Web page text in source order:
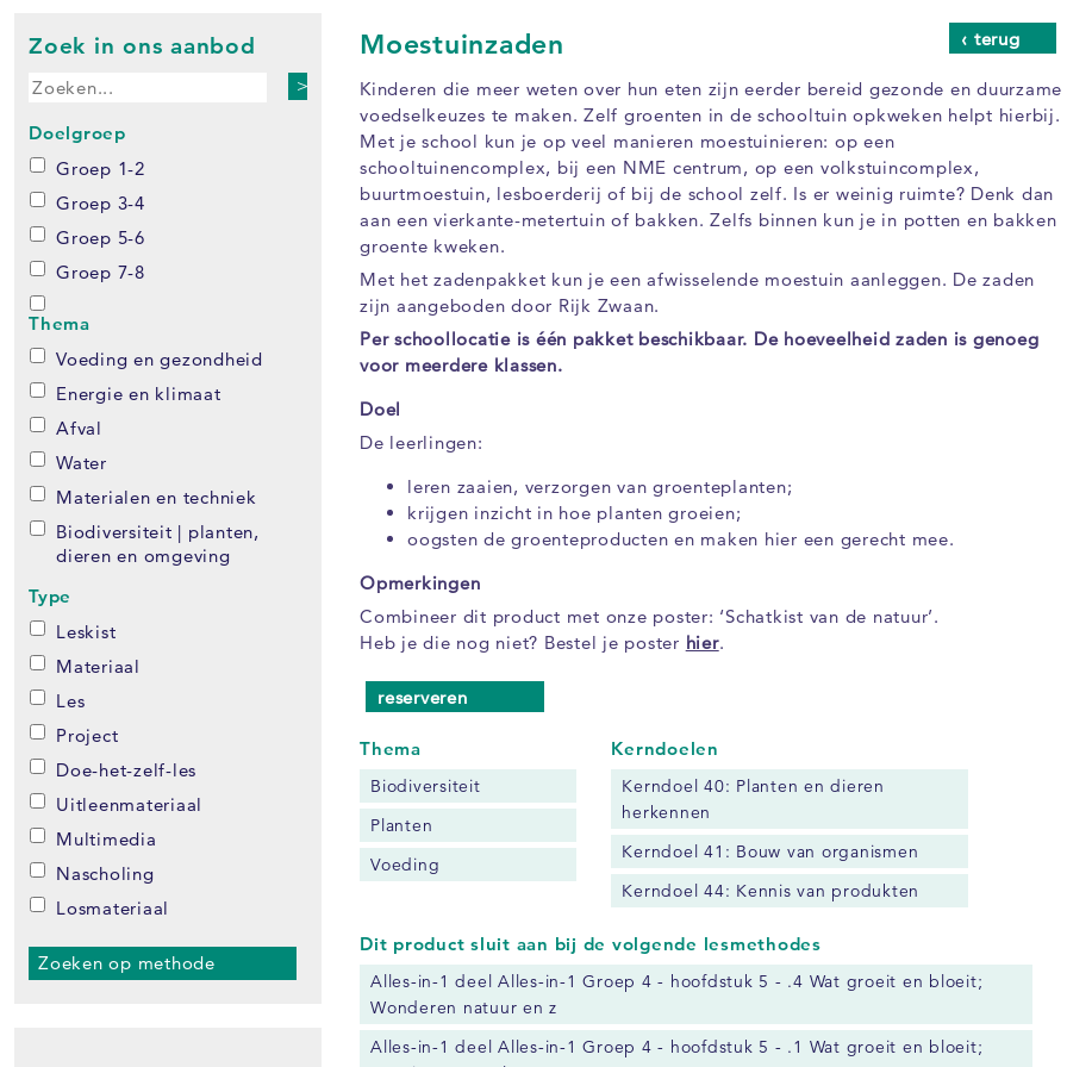
Zoek in ons aanbod
>
Doelgroep
Groep 1-2
Groep 3-4
Groep 5-6
Groep 7-8
Thema
Voeding en gezondheid
Energie en klimaat
Afval
Water
Materialen en techniek
Biodiversiteit | planten,
dieren en omgeving
Type
Leskist
Materiaal
Les
Project
Doe-het-zelf-les
Uitleenmateriaal
Multimedia
Nascholing
Losmateriaal
Zoeken op methode
‹ terug
Moestuinzaden
Kinderen die meer weten over hun eten zijn eerder bereid gezonde en duurzame
voedselkeuzes te maken. Zelf groenten in de schooltuin opkweken helpt hierbij.
Met je school kun je op veel manieren moestuinieren: op een
schooltuinencomplex, bij een NME centrum, op een volkstuincomplex,
buurtmoestuin, lesboerderij of bij de school zelf. Is er weinig ruimte? Denk dan
aan een vierkante-metertuin of bakken. Zelfs binnen kun je in potten en bakken
groente kweken.
Met het zadenpakket kun je een afwisselende moestuin aanleggen. De zaden
zijn aangeboden door Rijk Zwaan.
Per schoollocatie is één pakket beschikbaar. De hoeveelheid zaden is genoeg
voor meerdere klassen.
Doel
De leerlingen:
leren zaaien, verzorgen van groenteplanten;
krijgen inzicht in hoe planten groeien;
oogsten de groenteproducten en maken hier een gerecht mee.
Opmerkingen
Combineer dit product met onze poster: ‘Schatkist van de natuur’.
Heb je die nog niet? Bestel je poster hier.
reserveren
Thema
Biodiversiteit
Planten
Voeding
Kerndoelen
Kerndoel 40: Planten en dieren
herkennen
Kerndoel 41: Bouw van organismen
Kerndoel 44: Kennis van produkten
Dit product sluit aan bij de volgende lesmethodes
Alles-in-1 deel Alles-in-1 Groep 4 - hoofdstuk 5 - .4 Wat groeit en bloeit;
Wonderen natuur en z
Alles-in-1 deel Alles-in-1 Groep 4 - hoofdstuk 5 - .1 Wat groeit en bloeit;